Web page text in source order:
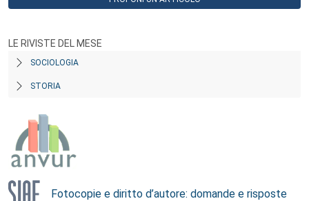
LE RIVISTE DEL MESE
SOCIOLOGIA
STORIA
Fotocopie e diritto d’autore: domande e risposte